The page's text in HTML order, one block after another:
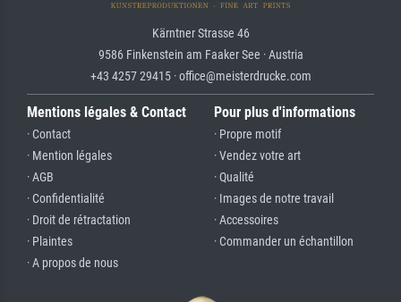
Kärntner Strasse 46
9586 Finkenstein am Faaker See · Austria
+43 4257 29415 · office@meisterdrucke.com
Mentions légales & Contact
· Contact
· Mention légales
· AGB
· Confidentialité
· Droit de rétractation
· Plaintes
· A propos de nous
Pour plus d'informations
· Propre motif
· Vendez votre art
· Qualité
· Images de notre travail
· Accessoires
· Commander un échantillon